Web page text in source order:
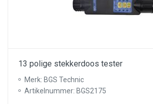
13 polige stekkerdoos tester
Merk: BGS Technic
Artikelnummer: BGS2175